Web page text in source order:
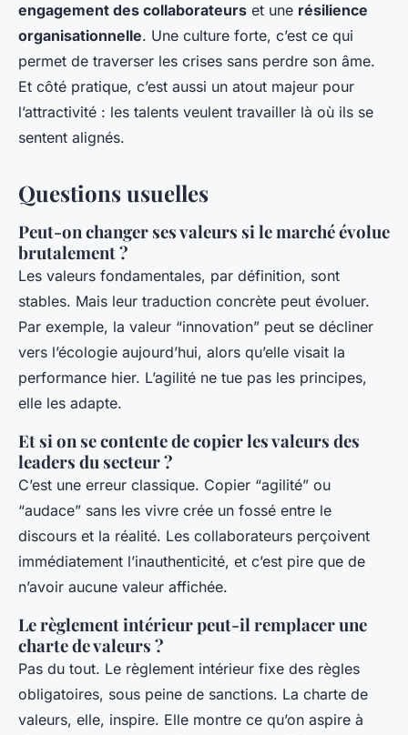
engagement des collaborateurs et une résilience
organisationnelle. Une culture forte, c’est ce qui
permet de traverser les crises sans perdre son âme.
Et côté pratique, c’est aussi un atout majeur pour
l’attractivité : les talents veulent travailler là où ils se
sentent alignés.
Questions usuelles
Peut-on changer ses valeurs si le marché évolue
brutalement ?
Les valeurs fondamentales, par définition, sont
stables. Mais leur traduction concrète peut évoluer.
Par exemple, la valeur “innovation” peut se décliner
vers l’écologie aujourd’hui, alors qu’elle visait la
performance hier. L’agilité ne tue pas les principes,
elle les adapte.
Et si on se contente de copier les valeurs des
leaders du secteur ?
C’est une erreur classique. Copier “agilité” ou
“audace” sans les vivre crée un fossé entre le
discours et la réalité. Les collaborateurs perçoivent
immédiatement l’inauthenticité, et c’est pire que de
n’avoir aucune valeur affichée.
Le règlement intérieur peut-il remplacer une
charte de valeurs ?
Pas du tout. Le règlement intérieur fixe des règles
obligatoires, sous peine de sanctions. La charte de
valeurs, elle, inspire. Elle montre ce qu’on aspire à